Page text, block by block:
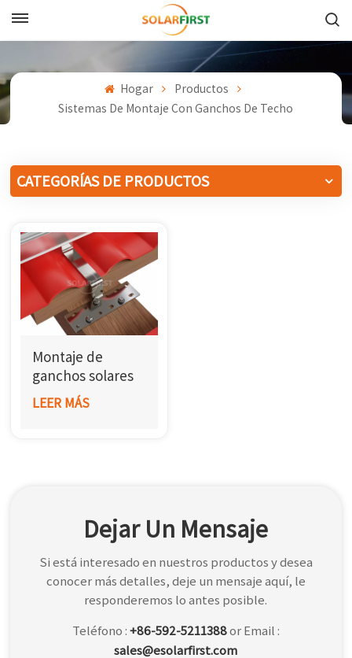
中文
Русский
Español
Português
한국어
بالعربية
Hogar
Productos
Sistemas De Montaje Con Ganchos De Techo
CATEGORÍAS DE PRODUCTOS
Montaje de
ganchos solares
para techo de
tejas
LEER MÁS
Dejar Un Mensaje
Si está interesado en nuestros productos y desea
conocer más detalles, deje un mensaje aquí, le
responderemos lo antes posible.
Teléfono : +86-592-5211388or Email :
sales@esolarfirst.com